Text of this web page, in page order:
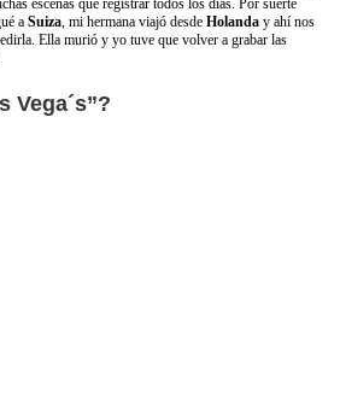
escenas que registrar todos los días. Por suerte
a Suiza, mi hermana viajó desde Holanda y ahí nos
Ella murió y yo tuve que volver a grabar las
Vega´s”?